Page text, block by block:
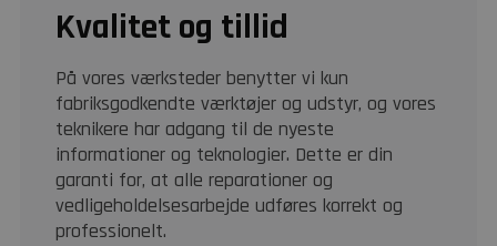
Kvalitet og tillid
På vores værksteder benytter vi kun
fabriksgodkendte værktøjer og udstyr, og vores
teknikere har adgang til de nyeste
informationer og teknologier. Dette er din
garanti for, at alle reparationer og
vedligeholdelsesarbejde udføres korrekt og
professionelt.